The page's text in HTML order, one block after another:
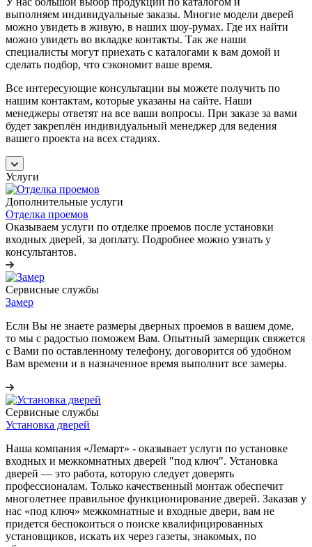
выполняем индивидуальные заказы. Многие модели дверей
можно увидеть в живую, в наших шоу-румах. Где их найти
можно увидеть во вкладке контакты. Так же наши
специалисты могут приехать с каталогами к вам домой и
сделать подбор, что сэкономит ваше время.
Все интересующие консультации вы можете получить по
нашим контактам, которые указаны на сайте. Наши
менеджеры ответят на все ваши вопросы. При заказе за вами
будет закреплён индивидуальный менеджер для ведения
вашего проекта на всех стадиях.
Услуги
Дополнительные услуги
Отделка проемов
Оказываем услуги по отделке проемов после установки
входных дверей, за доплату. Подробнее можно узнать у
консультантов.
Сервисные службы
Замер
Если Вы не знаете размеры дверных проемов в вашем доме,
то мы с радостью поможем Вам. Опытный замерщик свяжется
с Вами по оставленному телефону, договорится об удобном
Вам времени и в назначенное время выполнит все замеры.
Сервисные службы
Установка дверей
Наша компания «Лемарт» - оказывает услуги по установке
входных и межкомнатных дверей "под ключ". Установка
дверей — это работа, которую следует доверять
профессионалам. Только качественный монтаж обеспечит
многолетнее правильное функционирование дверей. Заказав у
нас «под ключ» межкомнатные и входные двери, вам не
придется беспокоиться о поиске квалифицированных
установщиков, искать их через газеты, знакомых, по